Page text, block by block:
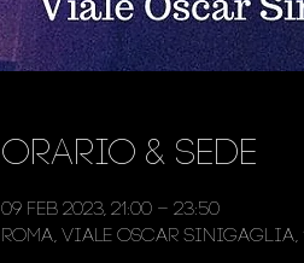
Orario & Sede
09 feb 2023, 21:00 – 23:50
Roma, Viale Oscar Sinigaglia,